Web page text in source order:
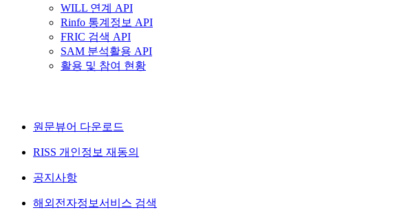
WILL 연계 API
Rinfo 통계정보 API
FRIC 검색 API
SAM 분석활용 API
활용 및 참여 현황
원문뷰어 다운로드
RISS 개인정보 재동의
공지사항
해외전자정보서비스 검색